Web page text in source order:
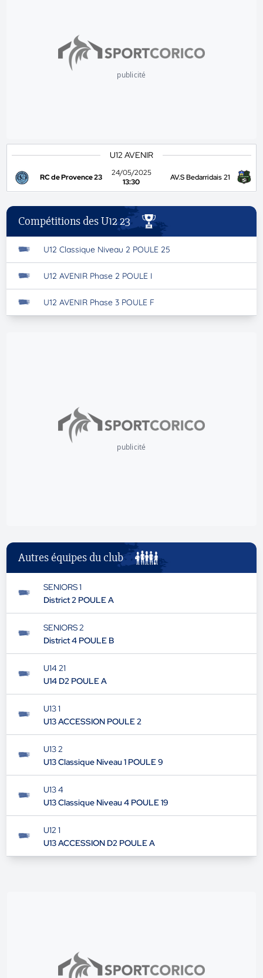
publicité
U12 AVENIR
RC de Provence 23
24/05/2025
13:30
AV.S Bedarridais 21
Compétitions des U12 23
U12 Classique Niveau 2 POULE 25
U12 AVENIR Phase 2 POULE I
U12 AVENIR Phase 3 POULE F
publicité
Autres équipes du club
SENIORS 1
District 2 POULE A
SENIORS 2
District 4 POULE B
U14 21
U14 D2 POULE A
U13 1
U13 ACCESSION POULE 2
U13 2
U13 Classique Niveau 1 POULE 9
U13 4
U13 Classique Niveau 4 POULE 19
U12 1
U13 ACCESSION D2 POULE A